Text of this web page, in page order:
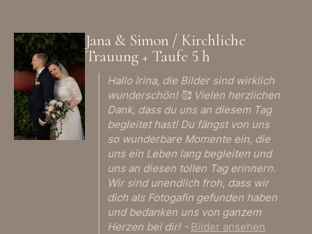
Jana & Simon / Kirchliche
Trauung + Taufe 5 h
Hallo Irina, die Bilder sind wirklich
wunderschön! 🥰 Vielen herzlichen
Dank, dass du uns an diesem Tag
begleitet hast! Du fängst von uns
so wunderbare Momente ein, die
uns ein Leben lang begleiten und
uns an diesen tollen Tag erinnern.
Wir sind unendlich froh, dass wir
dich als Fotogafin gefunden haben
und bedanken uns von ganzem
Herzen bei dir! - Bilder ansehen